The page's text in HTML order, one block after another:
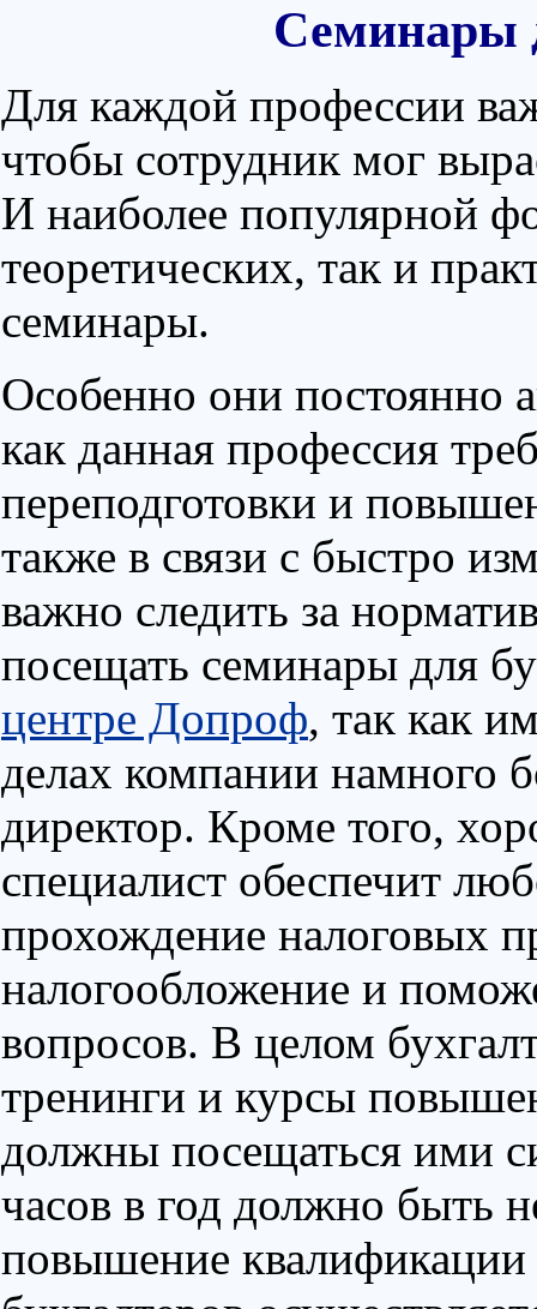
Семинары
Для каждой профессии
чтобы сотрудник мог
И наиболее популярной
теоретических, так и
семинары.
Особенно они постоянно
как данная профессия
переподготовки и
также в связи с быстро
важно следить за
посещать семинары для
центре Допроф, так как
делах компании намного
директор. Кроме того,
специалист обеспечит
прохождение налоговых
налогообложение и
вопросов. В целом
тренинги и курсы
должны посещаться ими
часов в год должно быть
повышение